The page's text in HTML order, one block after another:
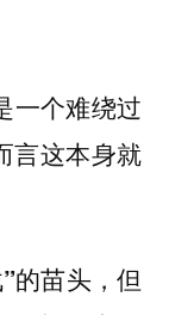
一个难绕过
言这本身就
的苗头，但